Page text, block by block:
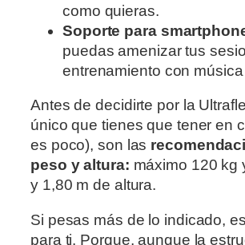
como quieras.
Soporte para
puedas amenizar tus
entrenamiento con
Antes de decidirte por la
único que tienes que tener en
es poco), son las
peso y altura: máximo 120 kg
y 1,80 m de altura.
Si pesas más de lo indicado,
para ti. Porque, aunque la